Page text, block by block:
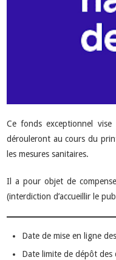
Ce fonds exceptionnel
dérouleront au cours du
les mesures sanitaires.
Il a pour objet de
(interdiction d’accueillir le
Date de mise en ligne
Date limite de dépôt des